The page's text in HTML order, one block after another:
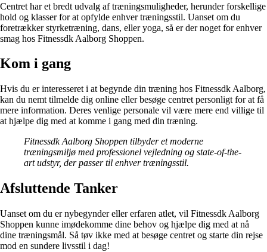
Centret har et bredt udvalg af træningsmuligheder, herunder forskellige
hold og klasser for at opfylde enhver træningsstil. Uanset om du
foretrækker styrketræning, dans, eller yoga, så er der noget for enhver
smag hos Fitnessdk Aalborg Shoppen.
Kom i gang
Hvis du er interesseret i at begynde din træning hos Fitnessdk Aalborg,
kan du nemt tilmelde dig online eller besøge centret personligt for at få
mere information. Deres venlige personale vil være mere end villige til
at hjælpe dig med at komme i gang med din træning.
Fitnessdk Aalborg Shoppen tilbyder et moderne
træningsmiljø med professionel vejledning og state-of-the-
art udstyr, der passer til enhver træningsstil.
Afsluttende Tanker
Uanset om du er nybegynder eller erfaren atlet, vil Fitnessdk Aalborg
Shoppen kunne imødekomme dine behov og hjælpe dig med at nå
dine træningsmål. Så tøv ikke med at besøge centret og starte din rejse
mod en sundere livsstil i dag!